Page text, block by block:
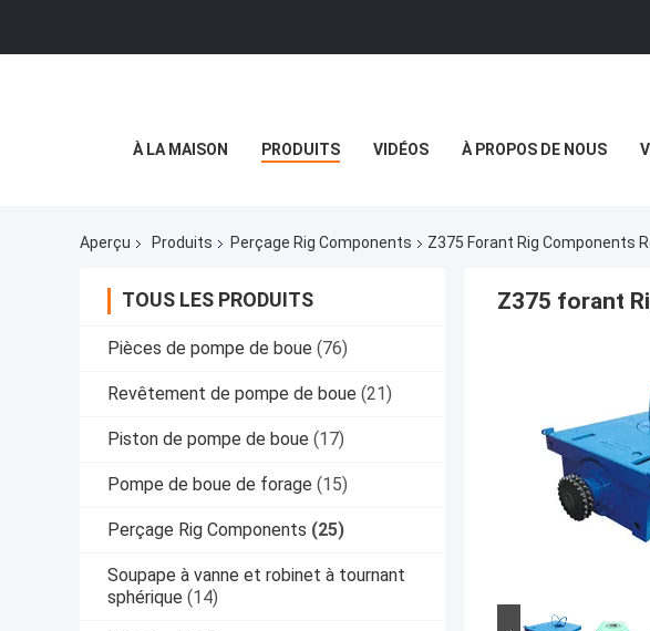
À LA MAISON PRODUITS VIDÉOS À PROPOS DE NOUS
Aperçu Produits Perçage Rig Components Z375 Forant Rig Components
TOUS LES PRODUITS
Pièces de pompe de boue (76)
Revêtement de pompe de boue (21)
Piston de pompe de boue (17)
Pompe de boue de forage (15)
Perçage Rig Components (25)
Soupape à vanne et robinet à tournant
sphérique (14)
Z375 forant